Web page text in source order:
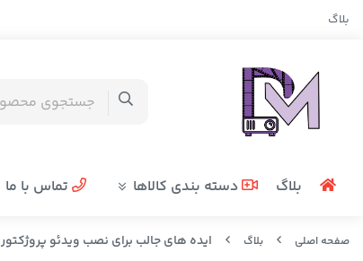
بلاگ
بلاگ دسته بندی کالاها تماس با ما
صفحه اصلی بلاگ ایده های جالب برای نصب ویدئو پروژکتور